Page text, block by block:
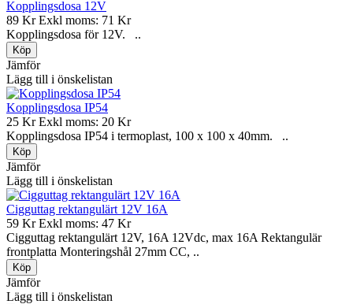
Kopplingsdosa 12V
89 KrExkl moms: 71 Kr
Kopplingsdosa för 12V. ..
Jämför
Lägg till i önskelistan
Kopplingsdosa IP54
25 KrExkl moms: 20 Kr
Kopplingsdosa IP54 i termoplast, 100 x 100 x 40mm. ..
Jämför
Lägg till i önskelistan
Cigguttag rektangulärt 12V 16A
59 KrExkl moms: 47 Kr
Cigguttag rektangulärt 12V, 16A 12Vdc, max 16A Rektangulär
frontplatta Monteringshål 27mm CC, ..
Jämför
Lägg till i önskelistan